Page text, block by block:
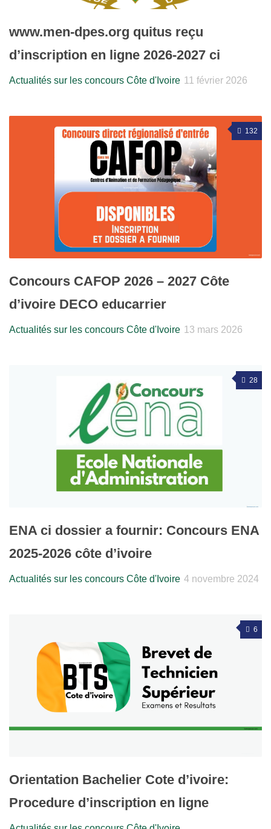
www.men-dpes.org quitus reçu
d’inscription en ligne 2026-2027 ci
Actualités sur les concours Côte d'Ivoire 11 février 2026
132
Concours CAFOP 2026 – 2027 Côte
d’ivoire DECO educarrier
Actualités sur les concours Côte d'Ivoire 13 mars 2026
28
ENA ci dossier a fournir: Concours ENA
2025-2026 côte d’ivoire
Actualités sur les concours Côte d'Ivoire 4 novembre 2024
6
Orientation Bachelier Cote d’ivoire:
Procedure d’inscription en ligne